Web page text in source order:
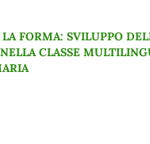
LA FORMA: SVILUPPO
CLASSE